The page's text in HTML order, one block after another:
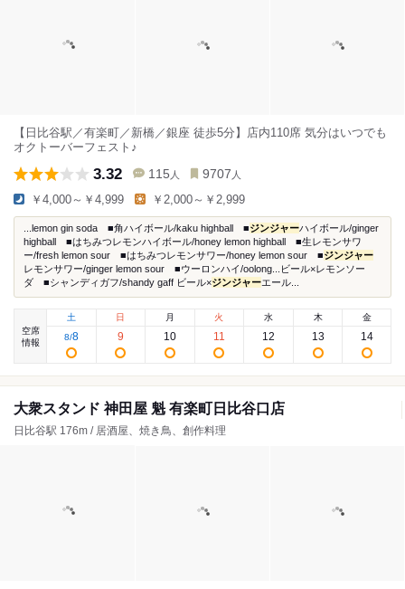
【日比谷駅／有楽町／新橋／銀座 徒歩5分】店内110席 気分はいつでも
オクトーバーフェスト♪
3.32 115 人 9707 人
￥4,000～￥4,999 ￥2,000～￥2,999
...lemon gin soda ■角ハイボール/kaku highball ■ジンジャーハイボール/ginger
highball ■はちみつレモンハイボール/honey lemon highball ■生レモンサワ
ー/fresh lemon sour ■はちみつレモンサワー/honey lemon sour ■ジンジャー
レモンサワー/ginger lemon sour ■ウーロンハイ/oolong...ビール×レモンソー
ダ ■シャンディガフ/shandy gaff ビール×ジンジャーエール...
空席
情報
土
8/8
日
9
月
10
火
11
水
12
木
13
金
14
大衆スタンド 神田屋 魁 有楽町日比谷口店
日比谷駅 176m / 居酒屋、焼き鳥、創作料理